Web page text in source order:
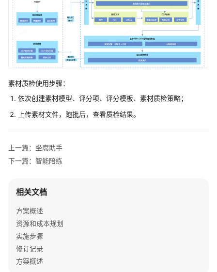
素材质检使用步骤：
依次创建素材模型、评分项、评分模板、素材质检策略；
上传素材文件，跑批后，查看质检结果。
上一篇：坐席助手
下一篇：智能陪练
相关文档
方案概述
资源和成本规划
实施步骤
修订记录
方案概述